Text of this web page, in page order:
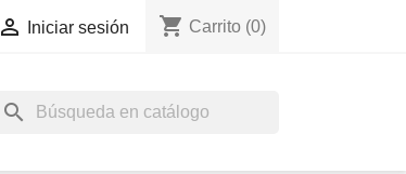
 Iniciar sesión shopping_cart Carrito (0)
search